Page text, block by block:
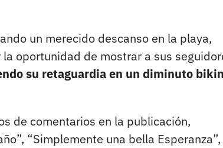
un merecido descanso en la playa,
oportunidad de mostrar a sus
su retaguardia en un diminuto
de comentarios en la publicación,
“Simplemente una bella Esperanza”,